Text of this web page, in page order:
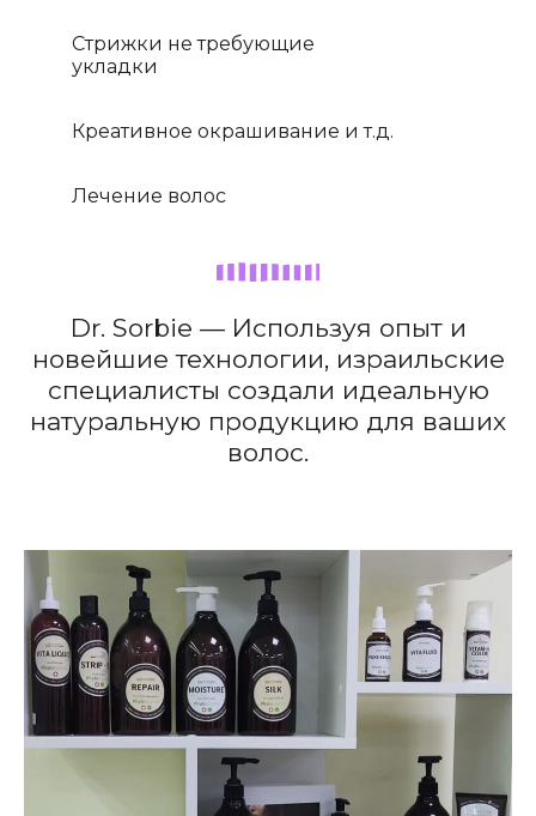
Стрижки не требующие
укладки
Креативное окрашивание и т.д.
Лечение волос
Dr. Sorbie — Используя опыт и
новейшие технологии, израильские
специалисты создали идеальную
натуральную продукцию для ваших
волос.